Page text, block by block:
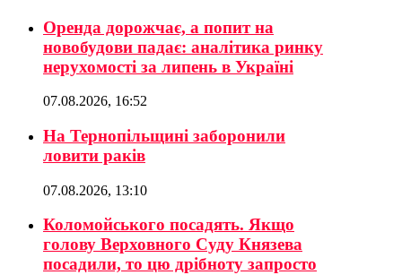
Оренда дорожчає, а попит на
новобудови падає: аналітика ринку
нерухомості за липень в Україні
07.08.2026, 16:52
На Тернопільщині заборонили
ловити раків
07.08.2026, 13:10
Коломойського посадять. Якщо
голову Верховного Суду Князева
посадили, то цю дрібноту запросто